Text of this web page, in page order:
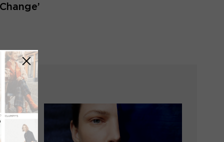
LOGIN VERGETEN
kwijt? Vul het e-mailadres in
hoort bij jouw account en klik op
verstuur.
Change’